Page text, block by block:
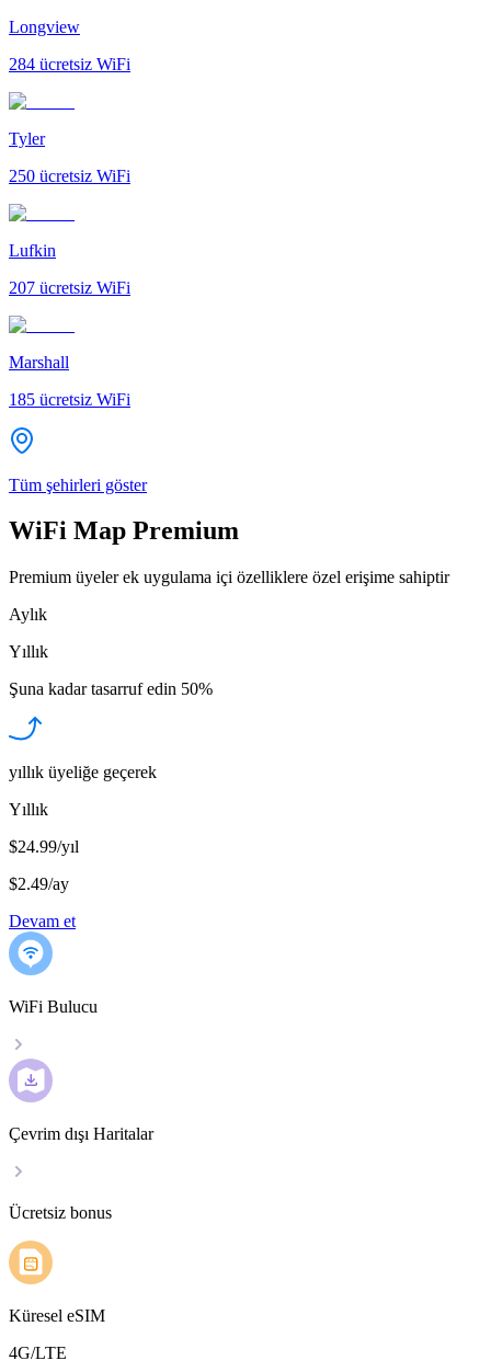
Longview
284 ücretsiz WiFi
Tyler
250 ücretsiz WiFi
Lufkin
207 ücretsiz WiFi
Marshall
185 ücretsiz WiFi
Tüm şehirleri göster
WiFi Map Premium
Premium üyeler ek uygulama içi özelliklere özel erişime sahiptir
Aylık
Yıllık
Şuna kadar tasarruf edin 50%
yıllık üyeliğe geçerek
Yıllık
$24.99/yıl
$2.49/ay
Devam et
WiFi Bulucu
Çevrim dışı Haritalar
Ücretsiz bonus
Küresel eSIM
4G/LTE